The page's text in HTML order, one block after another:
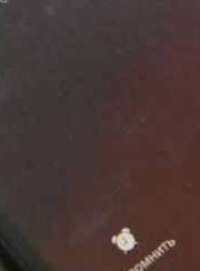
девушка
с ножом
в Центральном
переполох“